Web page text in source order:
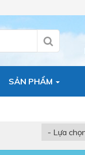
SẢN PHẨM